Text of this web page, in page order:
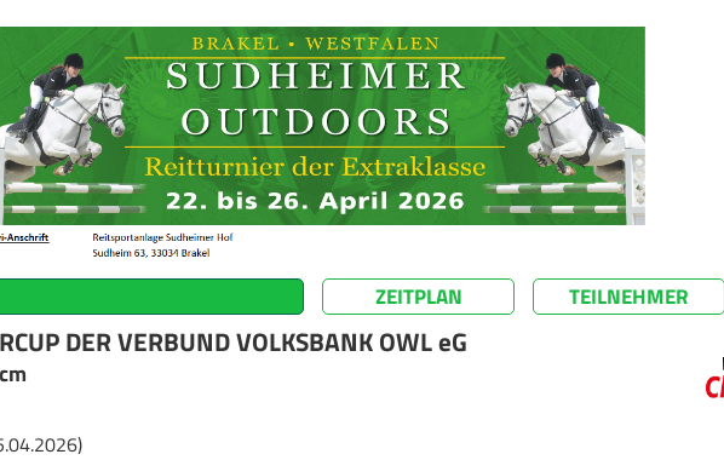
ZEITPLAN TEILNEHMER
DER VERBUND VOLKSBANK OWL eG